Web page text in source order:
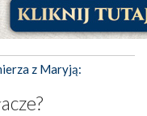
z Maryją: